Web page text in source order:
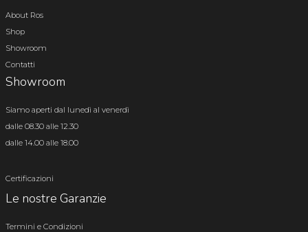
About Ros
Shop
Showroom
Contatti
Showroom
Siamo aperti dal lunedì al venerdì
dalle 08.30 alle 12.30
dalle 14.00 alle 18.00
Certificazioni
Le nostre Garanzie
Termini e Condizioni